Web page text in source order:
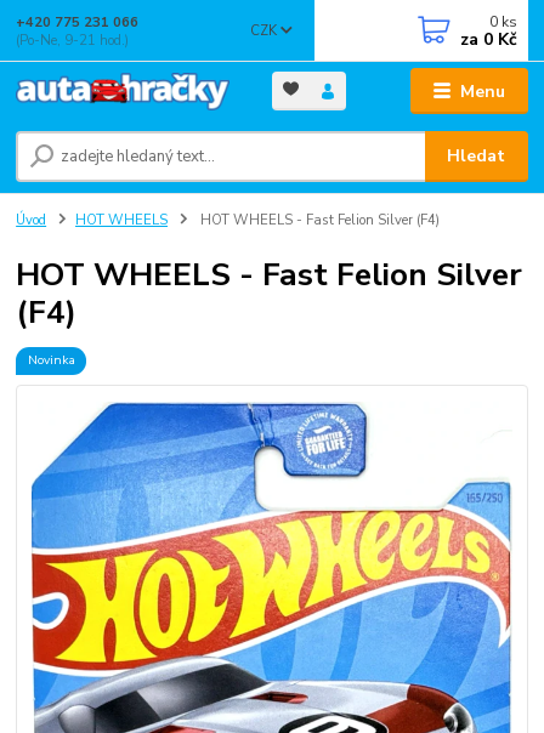
Menu
CZK
Hledat
+420 775 231 066
(Po-Ne, 9-21 hod.)
0 ks
za 0 Kč
Úvod HOT WHEELS HOT WHEELS - Fast Felion Silver (F4)
HOT WHEELS - Fast Felion Silver
(F4)
Novinka